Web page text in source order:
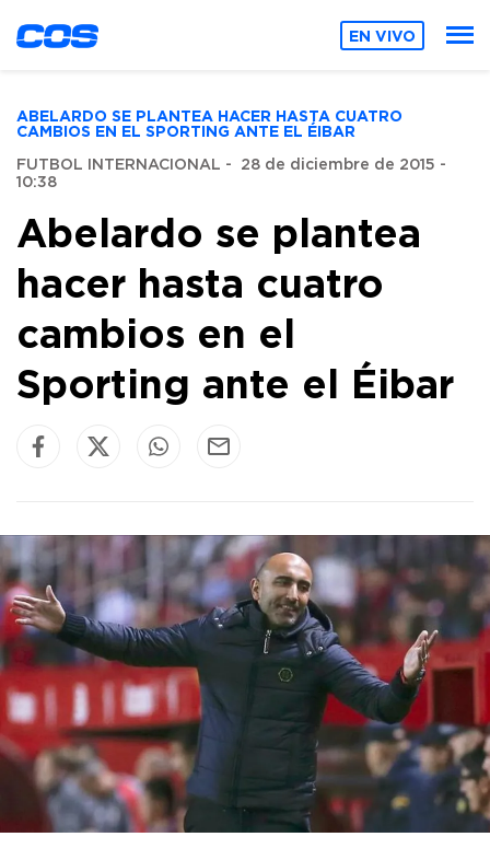
EN VIVO
ABELARDO SE PLANTEA HACER HASTA CUATRO
CAMBIOS EN EL SPORTING ANTE EL ÉIBAR
FUTBOL INTERNACIONAL - 28 de diciembre de 2015 -
10:38
Abelardo se plantea
hacer hasta cuatro
cambios en el
Sporting ante el Éibar